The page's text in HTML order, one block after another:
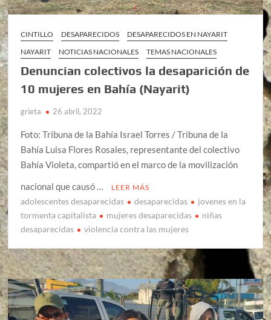
CINTILLO DESAPARECIDOS
DESAPARECIDOS EN NAYARIT
NAYARIT
NOTICIAS NACIONALES TEMAS NACIONALES
Denuncian colectivos la desaparición de
10 mujeres en Bahía (Nayarit)
grieta 26 abril, 2022
Foto: Tribuna de la Bahía Israel Torres / Tribuna de la
Bahía Luisa Flores Rosales, representante del colectivo
Bahía Violeta, compartió en el marco de la movilización
nacional que causó …
LEER MÁS
adolescentes desaparecidas desaparecidas
jovenes en la
tormenta capitalista
mujeres desaparecidas
niñas
desaparecidas
violencia contra las mujeres